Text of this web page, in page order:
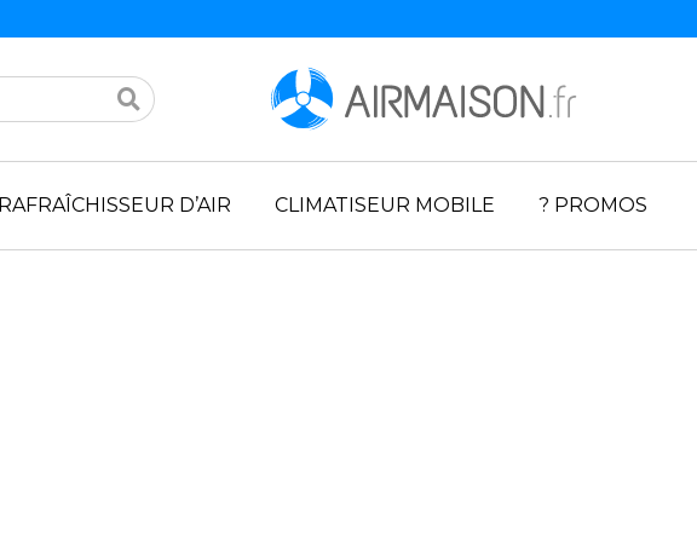
RAFRAÎCHISSEUR D’AIR CLIMATISEUR MOBILE ? PROMOS